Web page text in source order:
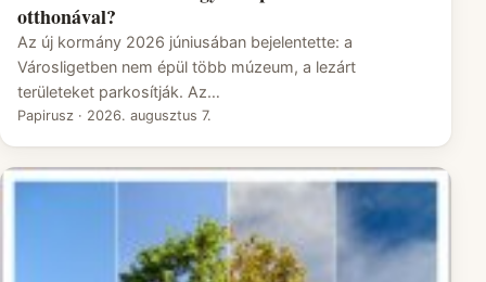
otthonával?
Az új kormány 2026 júniusában bejelentette: a
Városligetben nem épül több múzeum, a lezárt
területeket parkosítják. Az…
Papirusz · 2026. augusztus 7.